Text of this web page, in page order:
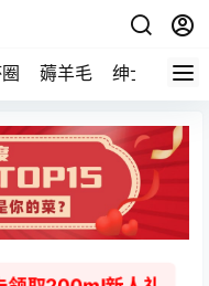
薅羊毛 绅士 视频